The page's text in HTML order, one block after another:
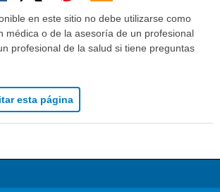
en este sitio no debe utilizarse como
médica o de la asesoría de un profesional
profesional de la salud si tiene preguntas
esta página